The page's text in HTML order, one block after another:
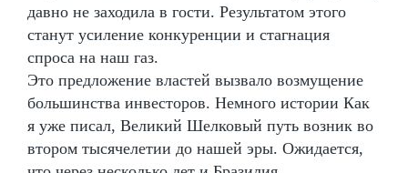
давно не заходила в гости. Результатом этого
станут усиление конкуренции и стагнация
спроса на наш газ.
Это предложение властей вызвало возмущение
большинства инвесторов. Немного истории Как
я уже писал, Великий Шелковый путь возник во
втором тысячелетии до нашей эры. Ожидается,